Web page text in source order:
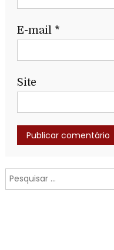
E-mail *
Site